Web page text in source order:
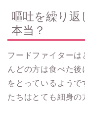
嘔吐を繰り返
本当？
フードファイターは
んどの方は食べた後
をとっているよう
たちはとても細身の